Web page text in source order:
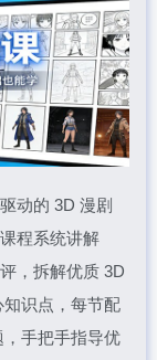
动的 3D 漫剧
程系统讲解
，拆解优质 3D
识点，每节配
手把手指导优